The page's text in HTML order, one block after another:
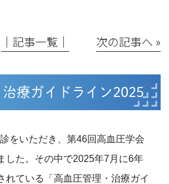
│記事一覧│ 次の記事へ »
療ガイドライン2025
をいただき、第46回高血圧学会
した。その中で2025年7月に6年
れている「高血圧管理・治療ガイ